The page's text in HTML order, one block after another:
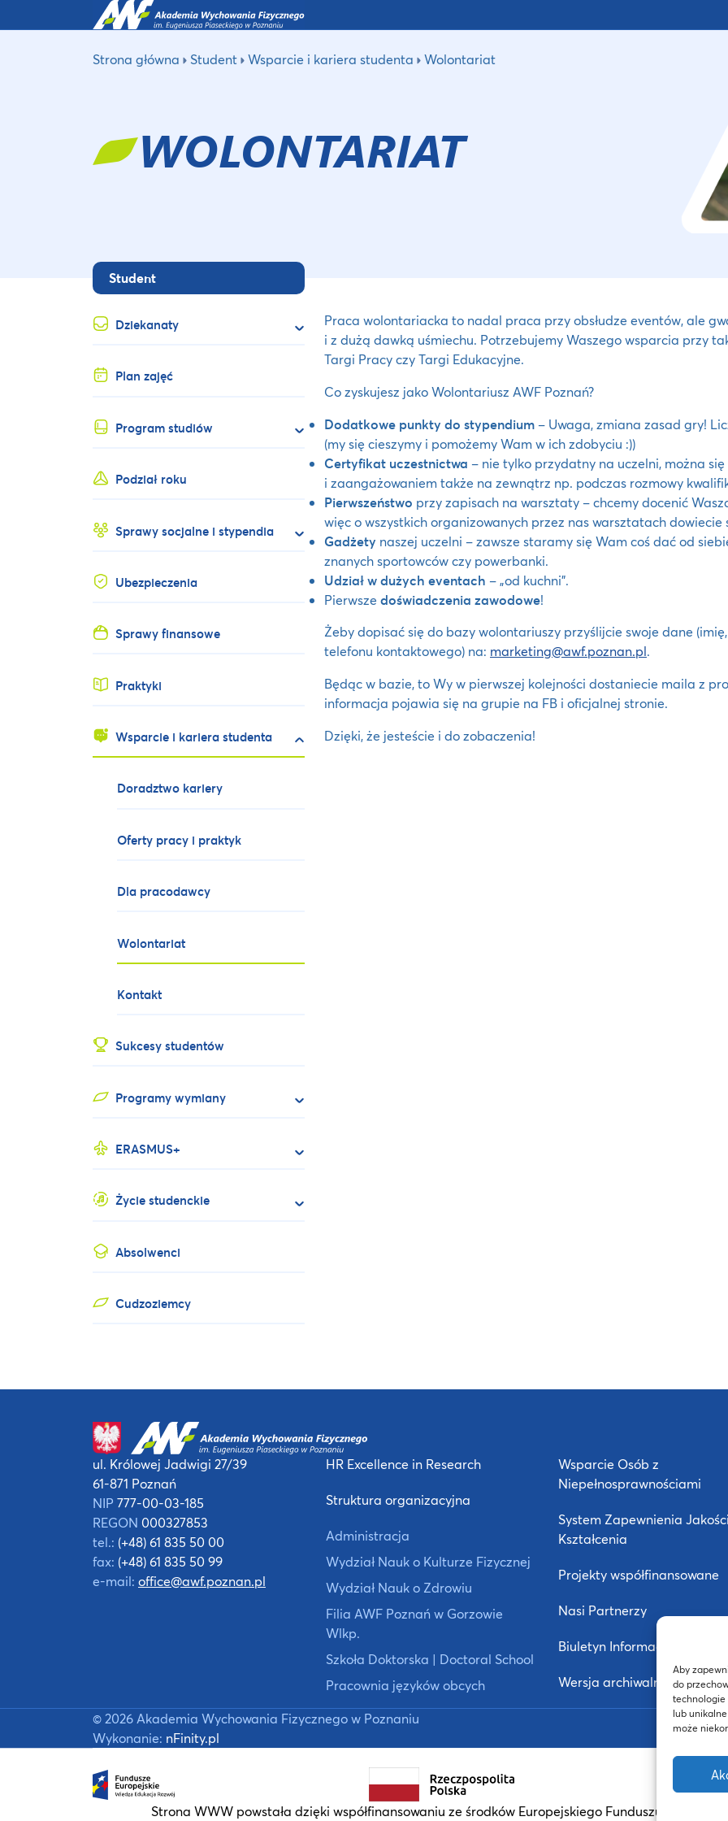
Aby
do
technologie
lub
może
Strona główna Student Wsparcie i kariera studenta Wolontariat
WOLONTARIAT
Student
Dziekanaty
Plan zajęć
Program studiów
Podział roku
Sprawy socjalne i stypendia
Ubezpieczenia
Sprawy finansowe
Praktyki
Wsparcie i kariera studenta
Doradztwo kariery
Oferty pracy i praktyk
Dla pracodawcy
Wolontariat
Kontakt
Sukcesy studentów
Programy wymiany
ERASMUS+
Życie studenckie
Absolwenci
Cudzoziemcy
Praca wolontariacka to nadal praca przy obsłudze eventów, ale
i z dużą dawką uśmiechu. Potrzebujemy Waszego wsparcia przy
Targi Pracy czy Targi Edukacyjne.
Co zyskujesz jako Wolontariusz AWF Poznań?
Dodatkowe punkty do stypendium– Uwaga, zmiana zasad gry!
(my się cieszymy i pomożemy Wam w ich zdobyciu :))
Certyfikat uczestnictwa – nie tylko przydatny na uczelni, można
i zaangażowaniem także na zewnątrz np. podczas rozmowy
Pierwszeństwo przy zapisach na warsztaty – chcemy docenić
więc o wszystkich organizowanych przez nas warsztatach
Gadżety naszej uczelni – zawsze staramy się Wam coś dać od
znanych sportowców czy powerbanki.
Udział w dużych eventach – „od kuchni”.
Pierwsze doświadczenia zawodowe!
Żeby dopisać się do bazy wolontariuszy przyślijcie swoje dane
telefonu kontaktowego) na: marketing@awf.poznan.pl.
Będąc w bazie, to Wy w pierwszej kolejności dostaniecie maila z
informacja pojawia się na grupie na FB i oficjalnej stronie.
Dzięki, że jesteście i do zobaczenia!
ul. Królowej Jadwigi 27/39
61-871 Poznań
NIP 777-00-03-185
REGON 000327853
tel.: (+48) 61 835 50 00
fax: (+48) 61 835 50 99
e-mail: office@awf.poznan.pl
HR Excellence in Research
Struktura organizacyjna
Administracja
Wydział Nauk o Kulturze Fizycznej
Wydział Nauk o Zdrowiu
Filia AWF Poznań w Gorzowie
Wlkp.
Szkoła Doktorska | Doctoral School
Pracownia języków obcych
Wsparcie Osób z
Niepełnosprawnościami
System Zapewnienia Jakości
Kształcenia
Projekty współfinansowane
Nasi Partnerzy
Biuletyn Informacji Publicznej
Wersja archiwalna strony
©2026Akademia Wychowania Fizycznego w Poznaniu
Wykonanie: nFinity.pl
Strona WWW powstała dzięki współfinansowaniu ze środków Europejskiego Funduszu